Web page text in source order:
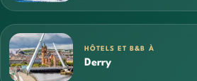
HÔTELS ET B&B À
Derry